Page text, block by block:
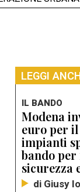
LEGGI
IL BANDO
Modena
euro per
impianti
bando
sicurezza
di Giusy